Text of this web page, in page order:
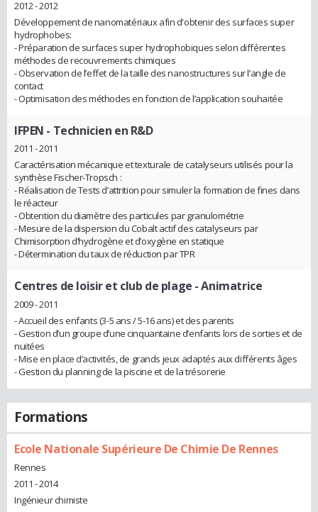
2012 - 2012
Développement de nanomatériaux afin d'obtenir des surfaces super
hydrophobes:
- Préparation de surfaces super hydrophobiques selon différentes
méthodes de recouvrements chimiques
- Observation de l’effet de la taille des nanostructures sur l’angle de
contact
- Optimisation des méthodes en fonction de l’application souhaitée
IFPEN - Technicien en R&D
2011 - 2011
Caractérisation mécanique et texturale de catalyseurs utilisés pour la
synthèse Fischer-Tropsch :
- Réalisation de Tests d’attrition pour simuler la formation de fines dans
le réacteur
- Obtention du diamètre des particules par granulométrie
- Mesure de la dispersion du Cobalt actif des catalyseurs par
Chimisorption d’hydrogène et d’oxygène en statique
- Détermination du taux de réduction par TPR
Centres de loisir et club de plage - Animatrice
2009 - 2011
- Accueil des enfants (3-5 ans / 5-16 ans) et des parents
- Gestion d’un groupe d’une cinquantaine d’enfants lors de sorties et de
nuitées
- Mise en place d’activités, de grands jeux adaptés aux différents âges
- Gestion du planning de la piscine et de la trésorerie
Formations
Ecole Nationale Supérieure De Chimie De Rennes
Rennes
2011 - 2014
Ingénieur chimiste